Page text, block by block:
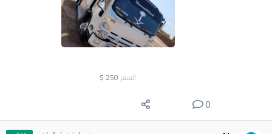
السعر 250
$
0